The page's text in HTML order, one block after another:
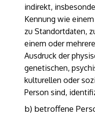
indirekt,
Kennung wie
zu Standortdaten,
einem oder
Ausdruck der
genetischen,
kulturellen oder
Person sind,
b) betroffene